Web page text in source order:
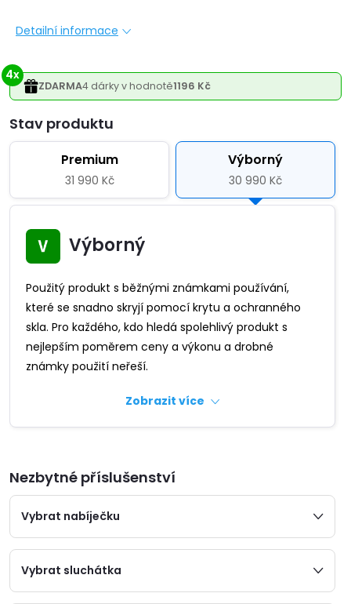
Detailní informace
4x
ZDARMA4 dárky v hodnotě1196 Kč
Premium
31 990 Kč
Výborný
30 990 Kč
Výborný
Použitý produkt s běžnými známkami používání,
které se snadno skryjí pomocí krytu a ochranného
skla. Pro každého, kdo hledá spolehlivý produkt s
nejlepším poměrem ceny a výkonu a drobné
známky použití neřeší.
Zobrazit více
Nezbytné příslušenství
Vybrat nabíječku
Vybrat sluchátka